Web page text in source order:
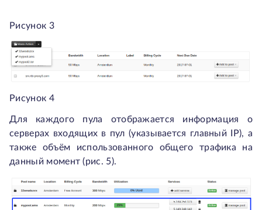
Рисунок 3
Рисунок 4
Для каждого пула отображается информация о
серверах входящих в пул (указывается главный IP), а
также объём использованного общего трафика на
данный момент (рис. 5).